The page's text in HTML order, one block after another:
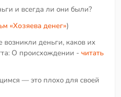
и всегда ли они были?
«Хозяева денег»)
деньги, каков их
О происхождении -читать
— это плохо для своей